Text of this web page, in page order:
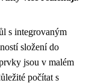
s integrovaným
složení do
jsou v malém
počítat s